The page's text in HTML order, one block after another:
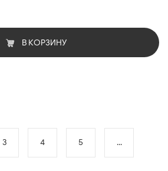
В КОРЗИНУ
3 4 5 ...